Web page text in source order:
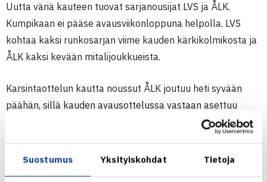
Suostumus Yksityiskohdat Tietoja
Uutta väriä kauteen tuovat sarjanousijat LVS ja ÅLK.
Kumpikaan ei pääse avausviikonloppuna helpolla. LVS
kohtaa kaksi runkosarjan viime kauden kärkikolmikosta ja
ÅLK kaksi kevään mitalijoukkueista.
Karsintaottelun kautta noussut ÅLK joutuu heti syvään
päähän, sillä kauden avausottelussa vastaan asettuu
puolustava mestari HVS. ÅLK joutuu vieläpä lähtemään
kokoonpanosta löytyvät muun muassa
Patrick